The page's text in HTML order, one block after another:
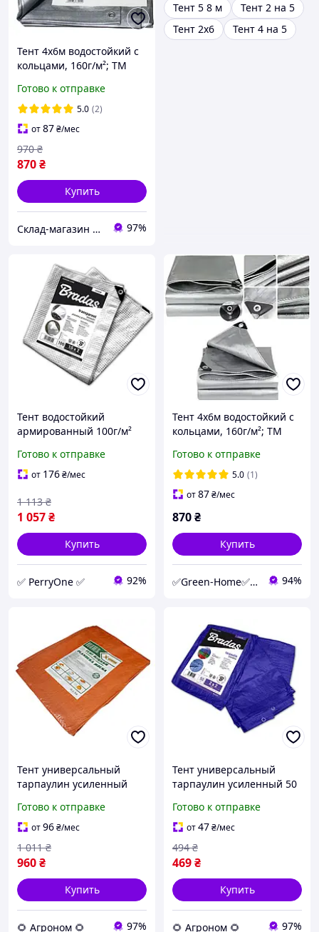
Тент 4х6м водостойкий с
кольцами, 160г/м²; ТМ
(Польша) Super mochna.
Цвет - серый, +/- 5%.
Готово к отправке
5.0 (2)
от87₴/мес
870₴
970 ₴
Купить
Склад-магазин "Свояк Group". 97%
Тент 5 8 м
Тент 2 на 5
Тент 2х6
Тент 4 на 5
Тент водостойкий
армированный 100г/м²
тарпаулин на палатки с
кольцами прозрачный
Готово к отправке
от 176₴/мес
1 057₴
1 113 ₴
Купить
✅ PerryOne ✅ 92%
Тент 4х6м водостойкий с
кольцами, 160г/м²; ТМ
(Польша) Super mochna.
Цвет - серый, +/- 5%.
Готово к отправке
5.0 (1)
от87₴/мес
870₴
Купить
✅Green-Home✅Интернет-магазин для сада, дома и авто. 94%
Тент универсальный
тарпаулин усиленный
строительный
водостойкий для укрытия
(shad-ТЕНТ00050) AGN
Готово к отправке
от96₴/мес
960₴
1 011 ₴
Купить
🌻 Агроном 🌻 97%
Тент универсальный
тарпаулин усиленный 50
водостойкий для укрытия
зерна (br-PLL4/6) AGN
Готово к отправке
от47₴/мес
469₴
494 ₴
Купить
🌻 Агроном 🌻 97%